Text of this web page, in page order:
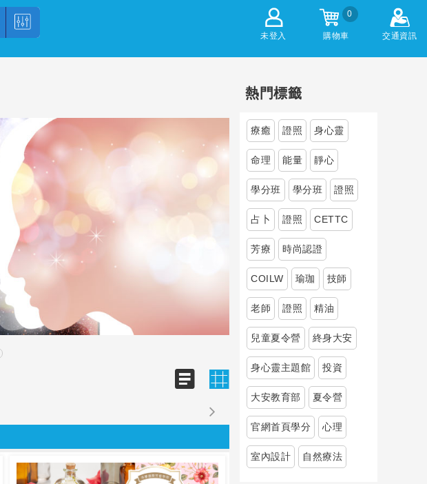
未登入
0
購物車 交通資訊
熱門標籤
療癒 證照 身心靈
命理 能量 靜心
學分班 學分班 證照
占卜 證照 CETTC
芳療 時尚認證
COILW 瑜珈 技師
老師 證照 精油
兒童夏令營 終身大安
身心靈主題館 投資
大安教育部 夏令營
官網首頁學分 心理
室內設計 自然療法